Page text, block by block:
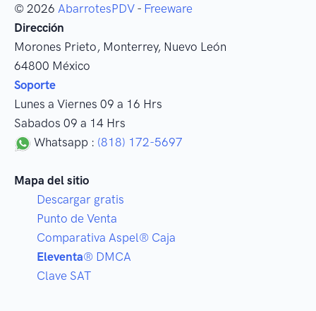
© 2026 AbarrotesPDV - Freeware
Dirección
Morones Prieto, Monterrey, Nuevo León
64800 México
Soporte
Lunes a Viernes 09 a 16 Hrs
Sabados 09 a 14 Hrs
Whatsapp : (818) 172-5697
Mapa del sitio
Descargar gratis
Punto de Venta
Comparativa Aspel® Caja
Eleventa® DMCA
Clave SAT